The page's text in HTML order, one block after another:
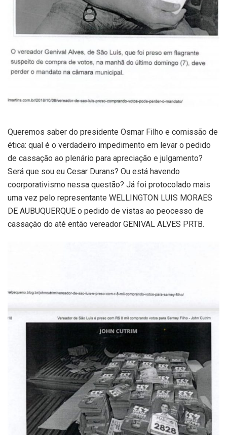
Queremos saber do presidente Osmar Filho e comissão de
ética: qual é o verdadeiro impedimento em levar o pedido
de cassação ao plenário para apreciação e julgamento?
Será que sou eu Cesar Durans? Ou está havendo
coorporativismo nessa questão? Já foi protocolado mais
uma vez pelo representante WELLINGTON LUIS MORAES
DE AUBUQUERQUE o pedido de vistas ao peocesso de
cassação do até então vereador GENIVAL ALVES PRTB.